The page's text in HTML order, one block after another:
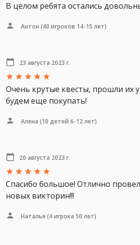
В целом ребята остались
Антон (40 игроков 14-15 лет)
23 августа 2023 г.
Очень крутые квесты, прошли их
будем еще покупать!
Алена (10 детей 6-12 лет)
20 августа 2023 г.
Спасибо большое! Отлично
новых викторин!!!
Наталья (4 игрока 50 лет)